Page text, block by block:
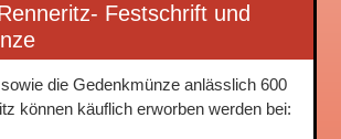
Festschrift und
die Gedenkmünze anlässlich 600
können käuflich erworben werden bei: